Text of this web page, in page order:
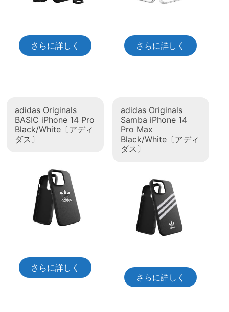
さらに詳しく さらに詳しく
adidas Originals
BASIC iPhone 14 Pro
Black/White〔アディ
ダス〕
さらに詳しく
adidas Originals
Samba iPhone 14
Pro Max
Black/White〔アディ
ダス〕
さらに詳しく